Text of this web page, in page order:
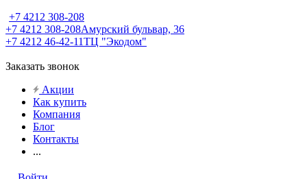
+7 4212 308-208
+7 4212 308-208Амурский бульвар, 36
+7 4212 46-42-11ТЦ "Экодом"
Заказать звонок
Акции
Как купить
Компания
Блог
Контакты
...